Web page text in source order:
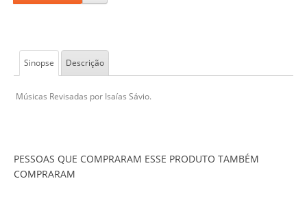
Sinopse Descrição
Músicas Revisadas por Isaías Sávio.
PESSOAS QUE COMPRARAM ESSE PRODUTO TAMBÉM
COMPRARAM